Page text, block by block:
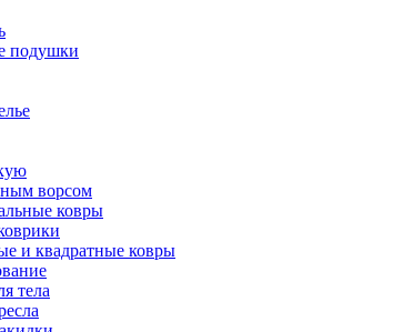
подушки
ворсом
ковры
и квадратные ковры
тела